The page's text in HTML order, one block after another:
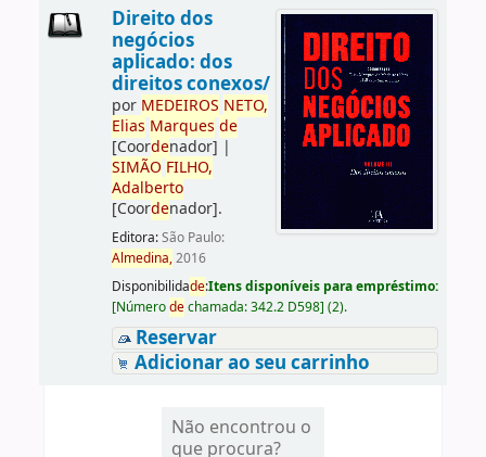
Direito dos
negócios
aplicado: dos
direitos conexos/
por MEDEIROS NETO,
Elias Marques de
[Coordenador] |
SIMÃO FILHO,
Adalberto
[Coordenador].
Editora:São Paulo:
Almedina,2016
Disponibilidade:Itens disponíveis para empréstimo:
[Númerodechamada:342.2 D598] (2).
Reservar
Adicionar ao seu carrinho
Não encontrou o
que procura?